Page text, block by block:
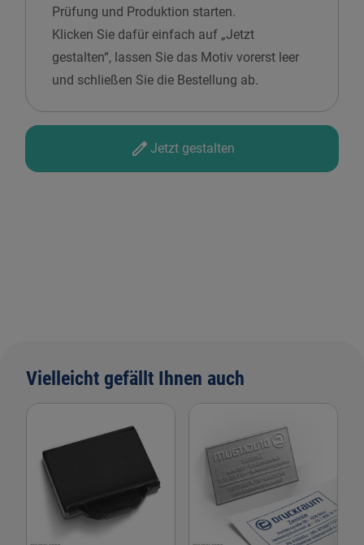
Prüfung und Produktion starten.
Klicken Sie dafür einfach auf „Jetzt
gestalten“, lassen Sie das Motiv vorerst leer
und schließen Sie die Bestellung ab.
Jetzt gestalten
Vielleicht gefällt Ihnen auch